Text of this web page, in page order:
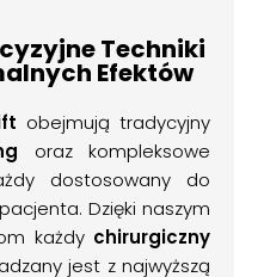
Techniki
Efektów
obejmują tradycyjny
oraz kompleksowe
dostosowany do
Dzięki naszym
każdy chirurgiczny
jest z najwyższą